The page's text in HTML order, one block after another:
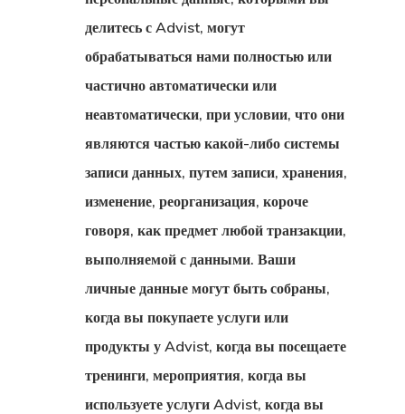
делитесь с Advist, могут
обрабатываться нами полностью или
частично автоматически или
неавтоматически, при условии, что они
являются частью какой-либо системы
записи данных, путем записи, хранения,
изменение, реорганизация, короче
говоря, как предмет любой транзакции,
выполняемой с данными. Ваши
личные данные могут быть собраны,
когда вы покупаете услуги или
продукты у Advist, когда вы посещаете
тренинги, мероприятия, когда вы
используете услуги Advist, когда вы